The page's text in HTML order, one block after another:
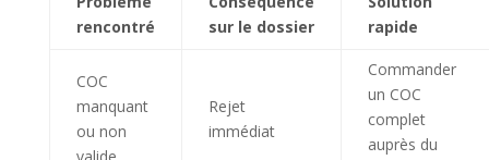
rencontré
sur le dossier
rapide
COC
manquant
ou non
Rejet
immédiat
Commander
un COC
complet
auprès du